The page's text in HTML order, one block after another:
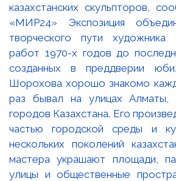
казахстанских скульпторов,
«МИР24» Экспозиция
творческого пути художника
работ 1970-х годов до
созданных в преддверии
Шорохова хорошо знакомо
раз бывал на улицах Алматы,
городов Казахстана. Его
частью городской среды и
нескольких поколений
мастера украшают площади,
улицы и общественные